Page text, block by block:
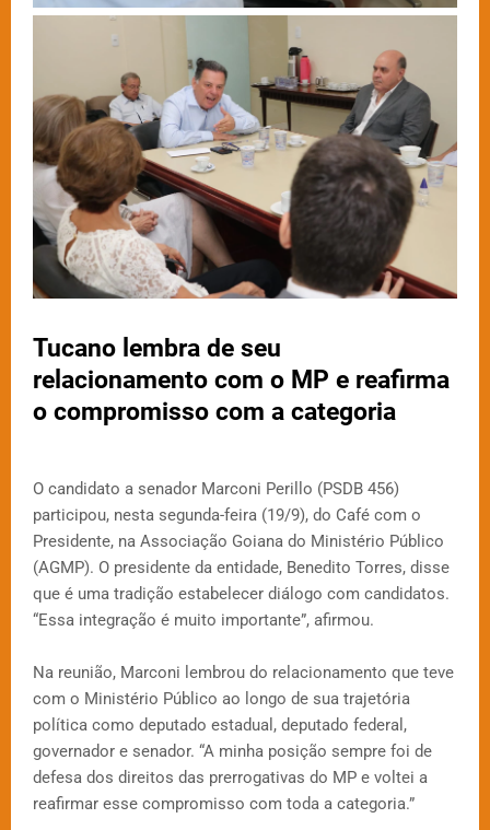
Tucano lembra de seu
relacionamento com o MP e reafirma
o compromisso com a categoria
O candidato a senador Marconi Perillo (PSDB 456)
participou, nesta segunda-feira (19/9), do Café com o
Presidente, na Associação Goiana do Ministério Público
(AGMP). O presidente da entidade, Benedito Torres, disse
que é uma tradição estabelecer diálogo com candidatos.
“Essa integração é muito importante”, afirmou.
Na reunião, Marconi lembrou do relacionamento que teve
com o Ministério Público ao longo de sua trajetória
política como deputado estadual, deputado federal,
governador e senador. “A minha posição sempre foi de
defesa dos direitos das prerrogativas do MP e voltei a
reafirmar esse compromisso com toda a categoria.”